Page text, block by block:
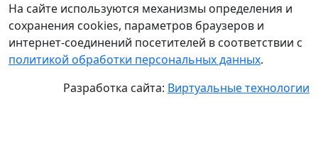
На сайте используются механизмы определения и
сохранения cookies, параметров браузеров и
интернет-соединений посетителей в соответствии с
политикой обработки персональных данных.
Разработка сайта: Виртуальные технологии